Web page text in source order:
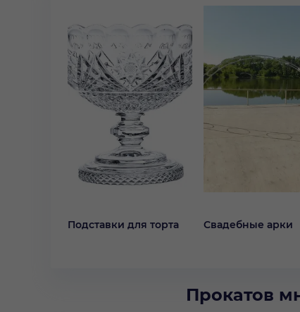
Подставки для торта Свадебные арки
Прокатов